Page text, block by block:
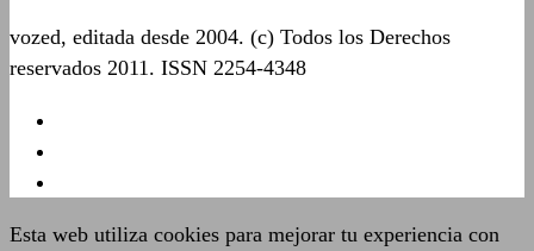
vozed, editada desde 2004. (c) Todos los Derechos
reservados 2011. ISSN 2254-4348
Esta web utiliza cookies para mejorar tu experiencia con